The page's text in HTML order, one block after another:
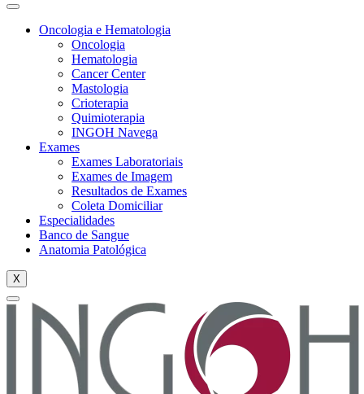
Oncologia e Hematologia
Oncologia
Hematologia
Cancer Center
Mastologia
Crioterapia
Quimioterapia
INGOH Navega
Exames
Exames Laboratoriais
Exames de Imagem
Resultados de Exames
Coleta Domiciliar
Especialidades
Banco de Sangue
Anatomia Patológica
X